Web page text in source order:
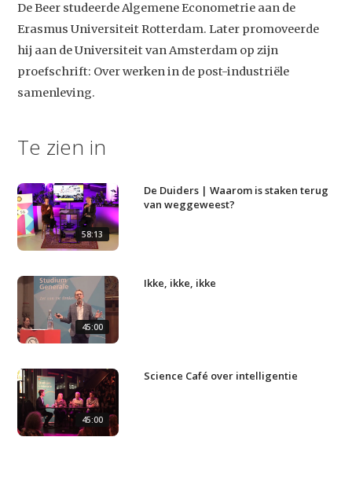
Studium Generale
Podcast
Artikelen
De Beer studeerde Algemene Econometrie aan de
Erasmus Universiteit Rotterdam. Later promoveerde
hij aan de Universiteit van Amsterdam op zijn
proefschrift: Over werken in de post-industriële
samenleving.
Te zien in
58:13
De Duiders | Waarom is staken terug
van weggeweest?
45:00
Ikke, ikke, ikke
45:00
Science Café over intelligentie